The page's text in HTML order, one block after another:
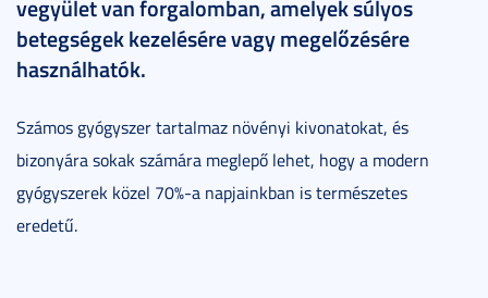
vegyület van forgalomban, amelyek súlyos
betegségek kezelésére vagy megelőzésére
használhatók.
Számos gyógyszer tartalmaz növényi kivonatokat, és
bizonyára sokak számára meglepő lehet, hogy a modern
gyógyszerek közel 70%-a napjainkban is természetes
eredetű.